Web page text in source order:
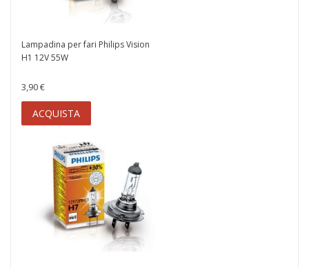
Lampadina per fari Philips Vision
H1 12V 55W
3,90 €
ACQUISTA